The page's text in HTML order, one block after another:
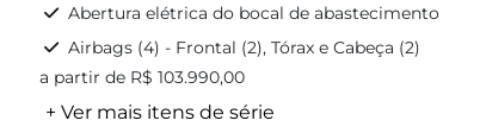
Abertura elétrica do bocal de abastecimento
Airbags (4) - Frontal (2), Tórax e Cabeça (2)
a partir de R$ 103.990,00
+ Ver mais itens de série